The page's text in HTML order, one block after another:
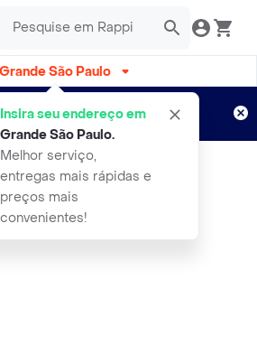
Grande São Paulo
Insira seu endereço em
Grande São Paulo.
Melhor serviço,
entregas mais rápidas e
preços mais
convenientes!
grátis por 15 dias!
Aplicam T&C